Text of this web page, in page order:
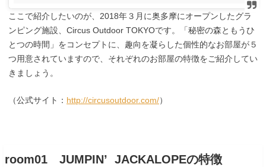
ここで紹介したいのが、2018年３月に奥多摩にオープンしたグラ
ンピング施設、Circus Outdoor TOKYOです。「秘密の森ともうひ
とつの時間」をコンセプトに、趣向を凝らした個性的なお部屋が５
つ用意されていますので、それぞれのお部屋の特徴をご紹介してい
きましょう。
（公式サイト： http://circusoutdoor.com/）
room01 JUMPIN’ JACKALOPEの特徴